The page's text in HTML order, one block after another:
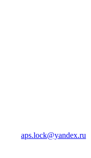
aps.lock@yandex.ru